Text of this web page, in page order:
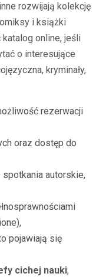
rozwijają kolekcję
i książki
online, jeśli
o interesujące
kryminały,
rezerwacji
oraz dostęp do
autorskie,
pojawiają się
cichej nauki,